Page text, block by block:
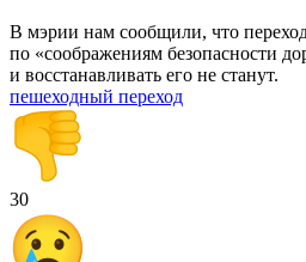
В мэрии нам сообщили, что
по «соображениям безопасности
и восстанавливать его не станут.
пешеходный переход
30